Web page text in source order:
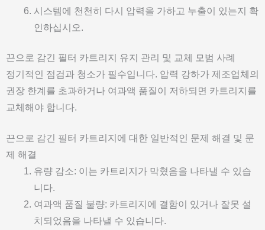
시스템에 천천히 다시 압력을 가하고 누출이 있는지 확
인하십시오.
끈으로 감긴 필터 카트리지 유지 관리 및 교체 모범 사례
정기적인 점검과 청소가 필수입니다. 압력 강하가 제조업체의
권장 한계를 초과하거나 여과액 품질이 저하되면 카트리지를
교체해야 합니다.
끈으로 감긴 필터 카트리지에 대한 일반적인 문제 해결 및 문
제 해결
유량 감소: 이는 카트리지가 막혔음을 나타낼 수 있습
니다.
여과액 품질 불량: 카트리지에 결함이 있거나 잘못 설
치되었음을 나타낼 수 있습니다.